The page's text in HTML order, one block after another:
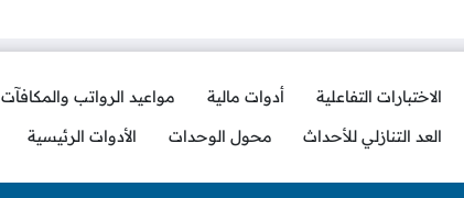
الاختبارات التفاعلية أدوات مالية مواعيد الرواتب والمكافآت
العد التنازلي للأحداث محول الوحدات الأدوات الرئيسية